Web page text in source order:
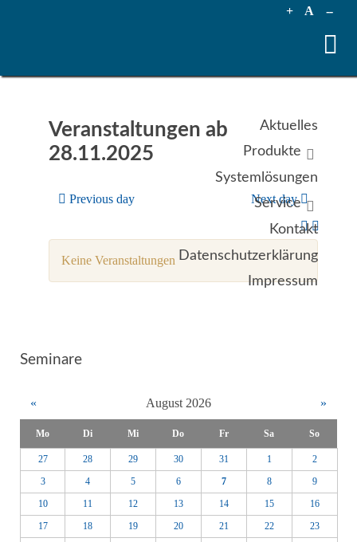
+ A --
Aktuelles
Produkte
Systemlösungen
Service
Kontakt
Datenschutzerklärung
Impressum
Veranstaltungen ab
28.11.2025
Previous day Next day
Keine Veranstaltungen
Seminare
« August 2026 »
Mo Di Mi Do Fr Sa So
27 28 29 30 31 1
2
3
4 5 6 7 8
9
10
11 12 13 14 15
16
17
18 19 20 21 22
23